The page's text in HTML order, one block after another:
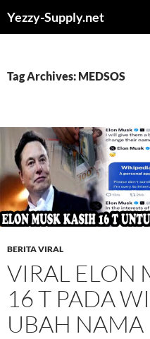
Yezzy-Supply.net
Tag Archives: MEDSOS
BERITA VIRAL
VIRAL ELON
16 T PADA
UBAH NAMA